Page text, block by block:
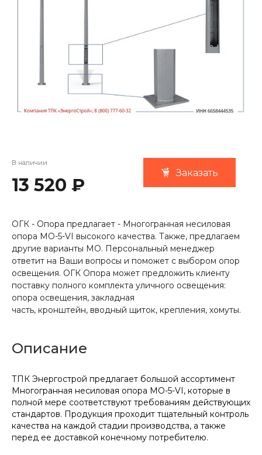
В наличии
13 520 ₽
Заказать
ОГК - Опора предлагает - Многогранная несиловая
опора МО-5-VI высокого качества. Также, предлагаем
другие варианты МО. Персональный менеджер
ответит на Ваши вопросы и поможет с выбором опор
освещения. ОГК Опора может предложить клиенту
поставку полного комплекта уличного освещения:
опора освещения, закладная
часть, кронштейн, вводный щиток, крепления, хомуты.
Описание
ТПК Энергострой предлагает большой ассортимент
Многогранная несиловая опора МО-5-VI, которые в
полной мере соответствуют требованиям действующих
стандартов. Продукция проходит тщательный контроль
качества на каждой стадии производства, а также
перед ее доставкой конечному потребителю.